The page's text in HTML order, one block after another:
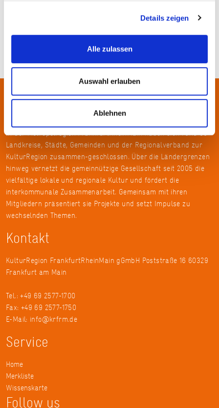
Details zeigen
Alle zulassen
Auswahl erlauben
Ablehnen
In der Metropolregion FrankfurtRheinMain haben sich rund 50
Landkreise, Städte, Gemeinden und der Regionalverband zur
KulturRegion zusammen-geschlossen. Über die Ländergrenzen
hinweg vernetzt die gemeinnützige Gesellschaft seit 2005 die
vielfältige lokale und regionale Kultur und fördert die
interkommunale Zusammenarbeit. Gemeinsam mit ihren
Mitgliedern präsentiert sie Projekte und setzt Impulse zu
wechselnden Themen.
Kontakt
KulturRegion FrankfurtRheinMain gGmbH Poststraße 16 60329
Frankfurt am Main
Tel.: +49 69 2577-1700
Fax: +49 69 2577-1750
E-Mail: info@krfrm.de
Service
Home
Merkliste
Wissenskarte
Follow us